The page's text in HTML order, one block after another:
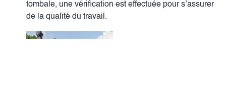
tombale, une vérification est effectuée pour s’assurer
de la qualité du travail.